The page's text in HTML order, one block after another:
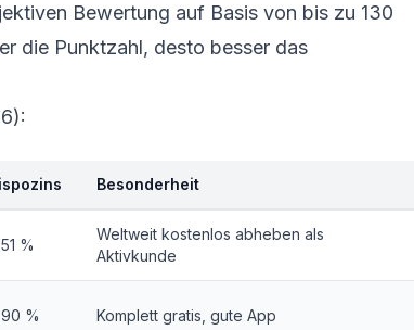
Bewertung auf Basis von bis zu 130
die Punktzahl, desto besser das
Besonderheit
%
Weltweit kostenlos abheben als
Aktivkunde
% Komplett gratis, gute App